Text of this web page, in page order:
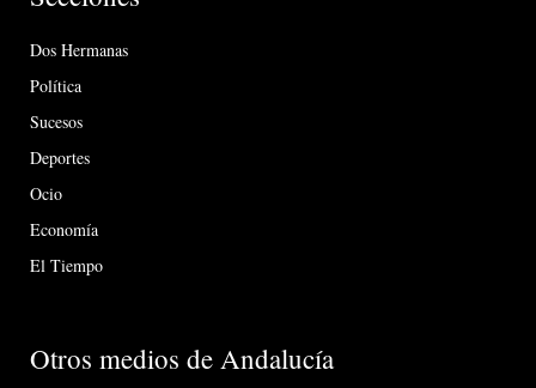
Dos Hermanas
Política
Sucesos
Deportes
Ocio
Economía
El Tiempo
Otros medios de Andalucía